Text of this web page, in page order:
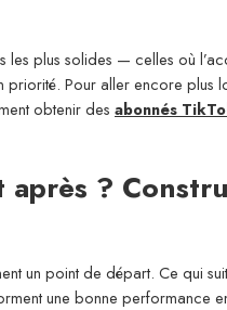
les plus solides — celles où
priorité. Pour aller encore plus
obtenir des abonnés
après ?
un point de départ. Ce qui
une bonne performance